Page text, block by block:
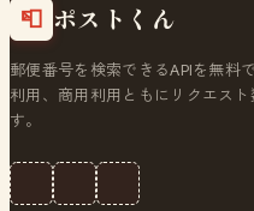
📮 ポストくん
郵便番号を検索できるAPIを無料
利用、商用利用ともにリクエス
す。